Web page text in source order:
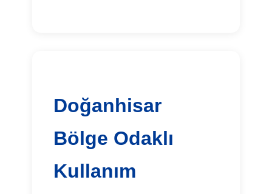
Doğanhisar
Bölge Odaklı
Kullanım